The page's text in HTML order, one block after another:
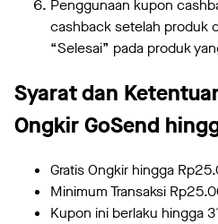
Penggunaan kupon
cashback setelah produk
“Selesai” pada produk
Syarat dan
Ongkir GoSend
Gratis Ongkir hingga
Minimum Transaksi
Kupon ini berlaku hingga